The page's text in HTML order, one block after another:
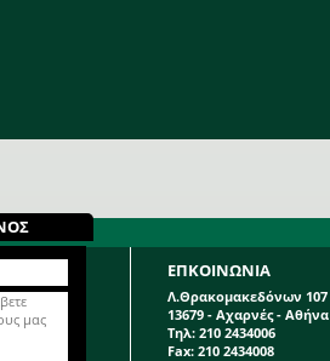
ΕΠΚΟΙΝΩΝΙΑ
Λ.Θρακομακεδόνων 107
13679 - Αχαρνές - Αθήνα
Τηλ: 210 2434006
Fax: 210 2434008